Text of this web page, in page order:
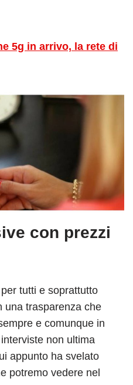
5g in arrivo, la rete di
con prezzi
tutti e soprattutto
una trasparenza che
e comunque in
non ultima
appunto ha svelato
potremo vedere nel